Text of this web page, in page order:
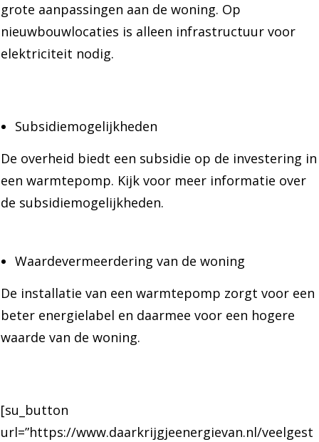
grote aanpassingen aan de woning. Op
nieuwbouwlocaties is alleen infrastructuur voor
elektriciteit nodig.
Subsidiemogelijkheden
De overheid biedt een subsidie op de investering in
een warmtepomp. Kijk voor meer informatie over
de subsidiemogelijkheden.
Waardevermeerdering van de woning
De installatie van een warmtepomp zorgt voor een
beter energielabel en daarmee voor een hogere
waarde van de woning.
[su_button
url=”https://www.daarkrijgjeenergievan.nl/veelgest